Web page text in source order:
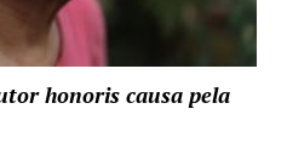
honoris causa pela